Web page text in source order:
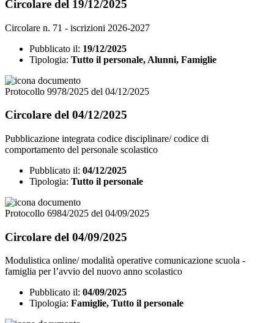
Circolare del 19/12/2025
Circolare n. 71 - iscrizioni 2026-2027
Pubblicato il: 19/12/2025
Tipologia: Tutto il personale, Alunni, Famiglie
Protocollo 9978/2025 del 04/12/2025
Circolare del 04/12/2025
Pubblicazione integrata codice disciplinare/ codice di
comportamento del personale scolastico
Pubblicato il: 04/12/2025
Tipologia: Tutto il personale
Protocollo 6984/2025 del 04/09/2025
Circolare del 04/09/2025
Modulistica online/ modalità operative comunicazione scuola -
famiglia per l’avvio del nuovo anno scolastico
Pubblicato il: 04/09/2025
Tipologia: Famiglie, Tutto il personale